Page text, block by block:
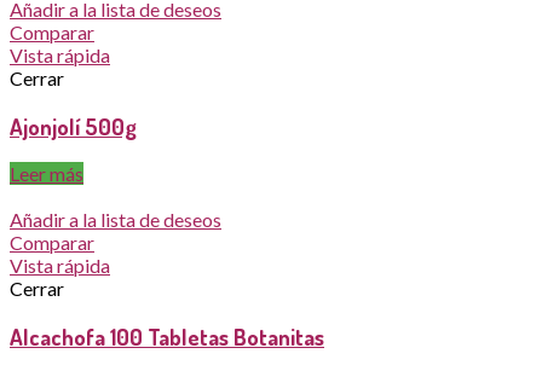
Añadir a la lista de deseos
Comparar
Vista rápida
Cerrar
Ajonjolí 500g
Leer más
Añadir a la lista de deseos
Comparar
Vista rápida
Cerrar
Alcachofa 100 Tabletas Botanitas